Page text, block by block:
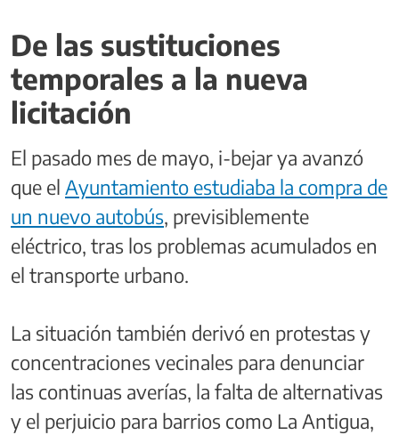
De las sustituciones
temporales a la nueva
licitación
El pasado mes de mayo, i-bejar ya avanzó
que el Ayuntamiento estudiaba la compra de
un nuevo autobús, previsiblemente
eléctrico, tras los problemas acumulados en
el transporte urbano.
La situación también derivó en protestas y
concentraciones vecinales para denunciar
las continuas averías, la falta de alternativas
y el perjuicio para barrios como La Antigua,